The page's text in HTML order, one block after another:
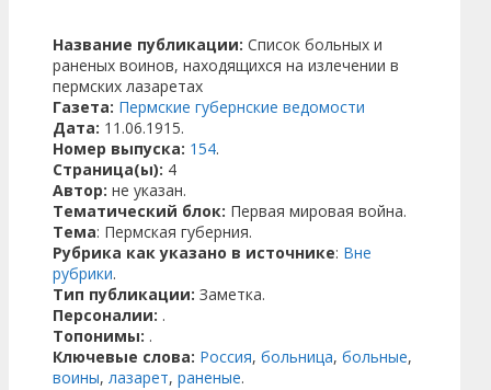
Название публикации: Список больных и
раненых воинов, находящихся на излечении в
пермских лазаретах
Газета: Пермские губернские ведомости
Дата: 11.06.1915.
Номер выпуска: 154.
Страница(ы): 4
Автор: не указан.
Тематический блок: Первая мировая война.
Тема: Пермская губерния.
Рубрика как указано в источнике: Вне
рубрики.
Тип публикации: Заметка.
Персоналии: .
Топонимы: .
Ключевые слова: Россия, больница, больные,
воины, лазарет, раненые.